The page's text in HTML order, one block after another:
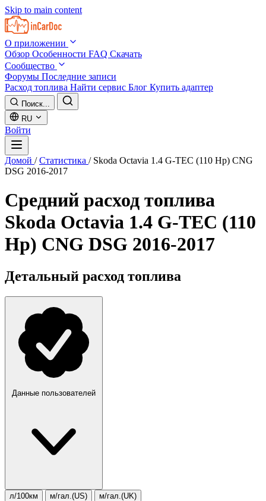
Skip to main content
О приложении
Обзор Особенности FAQ Скачать
Сообщество
Форумы Последние записи
Расход топлива Найти сервис Блог Купить адаптер
Поиск...
RU
Войти
Домой / Статистика / Skoda Octavia 1.4 G-TEC (110 Hp) CNG
DSG 2016-2017
Средний расход топлива
Skoda Octavia 1.4 G-TEC (110
Hp) CNG DSG 2016-2017
Детальный расход топлива
Данные пользователей
л/100км м/гал.(US) м/гал.(UK)